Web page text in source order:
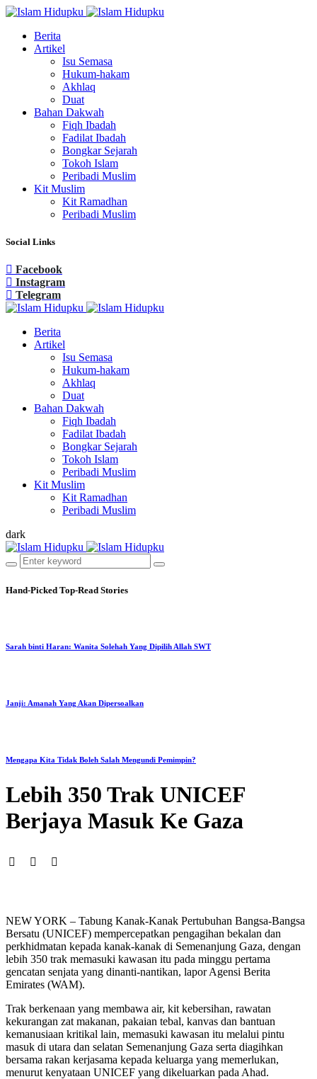
Berita
Artikel
Isu Semasa
Hukum-hakam
Akhlaq
Duat
Bahan Dakwah
Fiqh Ibadah
Fadilat Ibadah
Bongkar Sejarah
Tokoh Islam
Peribadi Muslim
Kit Muslim
Kit Ramadhan
Peribadi Muslim
Social Links
Facebook
Instagram
Telegram
Berita
Artikel
Isu Semasa
Hukum-hakam
Akhlaq
Duat
Bahan Dakwah
Fiqh Ibadah
Fadilat Ibadah
Bongkar Sejarah
Tokoh Islam
Peribadi Muslim
Kit Muslim
Kit Ramadhan
Peribadi Muslim
dark
Hand-Picked Top-Read Stories
Sarah binti Haran: Wanita Solehah Yang Dipilih Allah SWT
Janji: Amanah Yang Akan Dipersoalkan
Mengapa Kita Tidak Boleh Salah Mengundi Pemimpin?
Lebih 350 Trak UNICEF
Berjaya Masuk Ke Gaza
NEW YORK – Tabung Kanak-Kanak Pertubuhan Bangsa-Bangsa
Bersatu (UNICEF) mempercepatkan pengagihan bekalan dan
perkhidmatan kepada kanak-kanak di Semenanjung Gaza, dengan
lebih 350 trak memasuki kawasan itu pada minggu pertama
gencatan senjata yang dinanti-nantikan, lapor Agensi Berita
Emirates (WAM).
Trak berkenaan yang membawa air, kit kebersihan, rawatan
kekurangan zat makanan, pakaian tebal, kanvas dan bantuan
kemanusiaan kritikal lain, memasuki kawasan itu melalui pintu
masuk di utara dan selatan Semenanjung Gaza serta diagihkan
bersama rakan kerjasama kepada keluarga yang memerlukan,
menurut kenyataan UNICEF yang dikeluarkan pada Ahad.